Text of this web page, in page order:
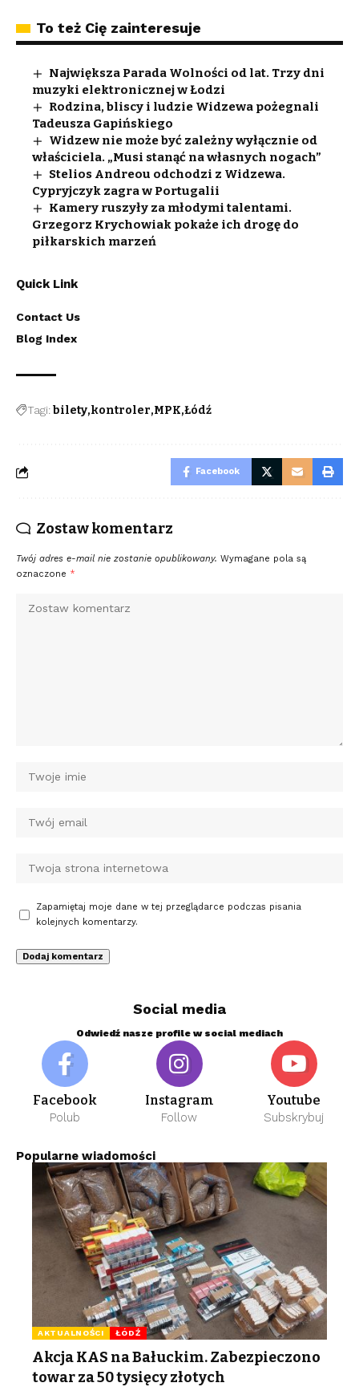
To też Cię zainteresuje
Największa Parada Wolności od lat. Trzy dni
muzyki elektronicznej w Łodzi
Rodzina, bliscy i ludzie Widzewa pożegnali
Tadeusza Gapińskiego
Widzew nie może być zależny wyłącznie od
właściciela. „Musi stanąć na własnych nogach”
Stelios Andreou odchodzi z Widzewa.
Cypryjczyk zagra w Portugalii
Kamery ruszyły za młodymi talentami.
Grzegorz Krychowiak pokaże ich drogę do
piłkarskich marzeń
Quick Link
Contact Us
Blog Index
Tagi:bilety kontroler MPK Łódź
Facebook
Zostaw komentarz
Twój adres e-mail nie zostanie opublikowany. Wymagane pola są
oznaczone *
Zapamiętaj moje dane w tej przeglądarce podczas pisania
kolejnych komentarzy.
Social media
Odwiedź nasze profile w social mediach
Facebook
Polub
Instagram
Follow
Youtube
Subskrybuj
Popularne wiadomości
AKTUALNOŚCI ŁÓDŹ
Akcja KAS na Bałuckim. Zabezpieczono
towar za 50 tysięcy złotych